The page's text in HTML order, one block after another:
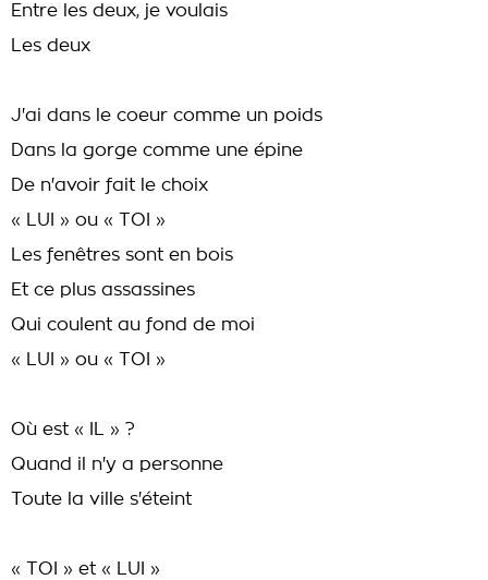
Entre les deux, je voulais
Les deux
J'ai dans le coeur comme un poids
Dans la gorge comme une épine
De n'avoir fait le choix
« LUI » ou « TOI »
Les fenêtres sont en bois
Et ce plus assassines
Qui coulent au fond de moi
« LUI » ou « TOI »
Où est « IL » ?
Quand il n'y a personne
Toute la ville s'éteint
« TOI » et « LUI »